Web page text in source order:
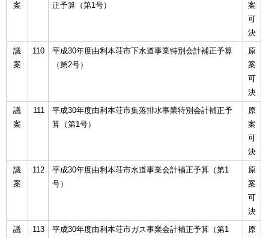
案 正予算（第1号）
案
可
決
議
案
110
平成30年度由利本荘市下水道事業特別会計補正予算
（第2号）
原
案
可
決
議
案
111
平成30年度由利本荘市集落排水事業特別会計補正予
算（第1号）
原
案
可
決
議
案
112
平成30年度由利本荘市水道事業会計補正予算（第1
号）
原
案
可
決
議
113
平成30年度由利本荘市ガス事業会計補正予算（第1
原